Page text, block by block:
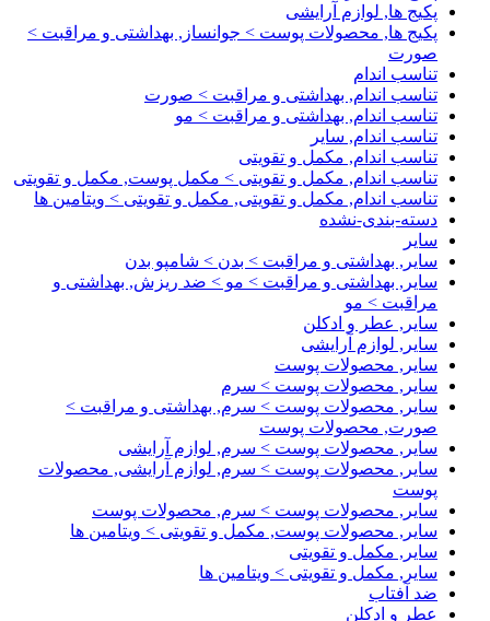
پکیج ها, لوازم آرایشی
پکیج ها, محصولات پوست > جوانساز, بهداشتی و مراقبت >
صورت
تناسب اندام
تناسب اندام, بهداشتی و مراقبت > صورت
تناسب اندام, بهداشتی و مراقبت > مو
تناسب اندام, سایر
تناسب اندام, مکمل و تقویتی
تناسب اندام, مکمل و تقویتی > مکمل پوست, مکمل و تقویتی
تناسب اندام, مکمل و تقویتی, مکمل و تقویتی > ویتامین ها
دسته-بندی-نشده
سایر
سایر, بهداشتی و مراقبت > بدن > شامپو بدن
سایر, بهداشتی و مراقبت > مو > ضد ریزش, بهداشتی و
مراقبت > مو
سایر, عطر و ادکلن
سایر, لوازم آرایشی
سایر, محصولات پوست
سایر, محصولات پوست > سرم
سایر, محصولات پوست > سرم, بهداشتی و مراقبت >
صورت, محصولات پوست
سایر, محصولات پوست > سرم, لوازم آرایشی
سایر, محصولات پوست > سرم, لوازم آرایشی, محصولات
پوست
سایر, محصولات پوست > سرم, محصولات پوست
سایر, محصولات پوست, مکمل و تقویتی > ویتامین ها
سایر, مکمل و تقویتی
سایر, مکمل و تقویتی > ویتامین ها
ضد آفتاب
عطر و ادکلن